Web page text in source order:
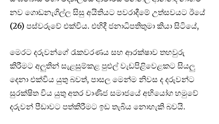
නව ගොඩනැගිල්ල සිසු අයිතියට පවරාදීමේ උත්සවයට ඊයේ
(26) පස්වරුවේ එක්විය. එහිදී ජනාධිපතිතුමා කියා සිටියේ,
මෙරට දරුවන්ගේ රැකවරණය සහ ආරක්ෂාව තහවුරු
කිරීමට අලුතින් සැළසුම්කළ පුළුල් වැඩපිළිවෙළකට සියලු
දෙනා එක්විය යුතු බවත්, පාසල මෙන්ම නිවස ද දරුවන්ට
සුරක්ෂිත විය යුතු අතර වාණිජ සමාජයේ අභියෝග හමුවේ
දරුවන් පීඩාවට පත්කිරීමට ඉඩ තැබිය නොහැකි බවයි.